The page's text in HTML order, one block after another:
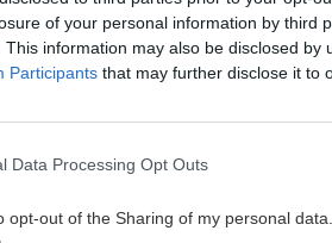
of your personal information by third
This information may also be disclosed by
Participants that may further disclose it to
Data Processing Opt Outs
opt-out of the Sharing of my personal data.
και επί του ΒΟΑΚ στο ύψος
ακόμη και ασθενοφόρα.
ξεπερνούν συχνά τα 3